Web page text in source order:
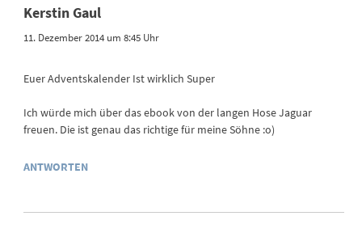
Kerstin Gaul
11. Dezember 2014 um 8:45 Uhr
Euer Adventskalender Ist wirklich Super
Ich würde mich über das ebook von der langen Hose Jaguar
freuen. Die ist genau das richtige für meine Söhne :o)
ANTWORTEN